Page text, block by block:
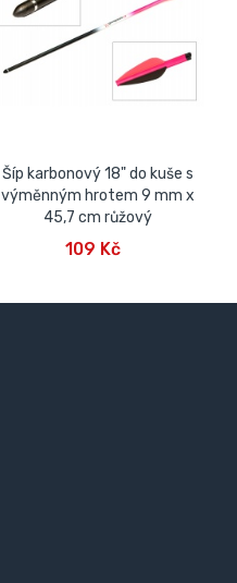
Šíp karbonový 18" do kuše s
výměnným hrotem 9 mm x
45,7 cm růžový
109 Kč